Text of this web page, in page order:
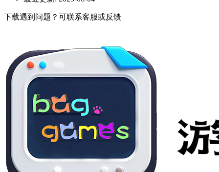
下载遇到问题？可联系客服或反馈